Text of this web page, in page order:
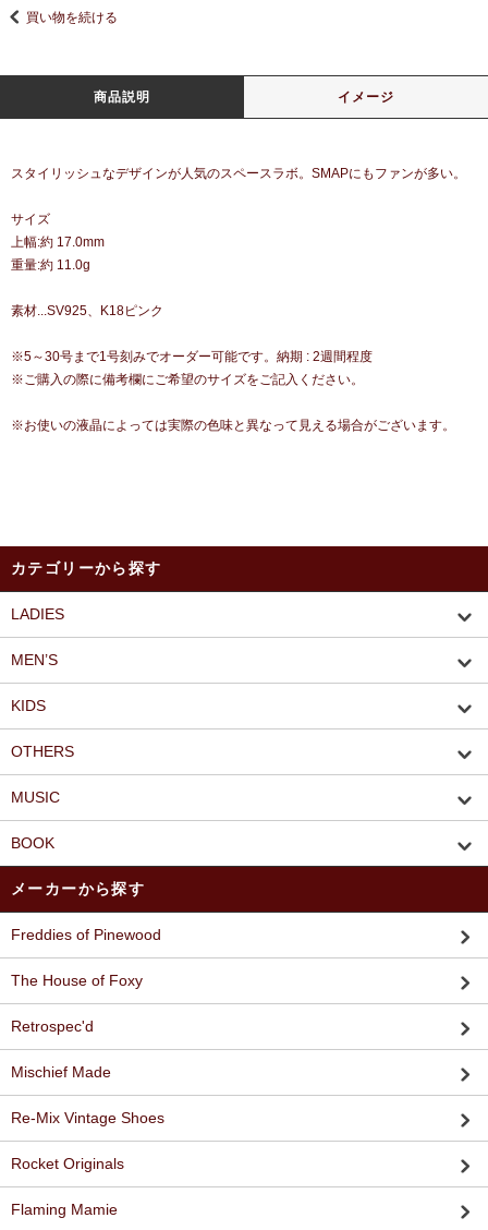
買い物を続ける
商品説明 イメージ
スタイリッシュなデザインが人気のスペースラボ。SMAPにもファンが多い。
サイズ
上幅:約 17.0mm
重量:約 11.0g
素材...SV925、K18ピンク
※5～30号まで1号刻みでオーダー可能です。納期 : 2週間程度
※ご購入の際に備考欄にご希望のサイズをご記入ください。
※お使いの液晶によっては実際の色味と異なって見える場合がございます。
カテゴリーから探す
LADIES
MEN’S
KIDS
OTHERS
MUSIC
BOOK
メーカーから探す
Freddies of Pinewood
The House of Foxy
Retrospec'd
Mischief Made
Re-Mix Vintage Shoes
Rocket Originals
Flaming Mamie